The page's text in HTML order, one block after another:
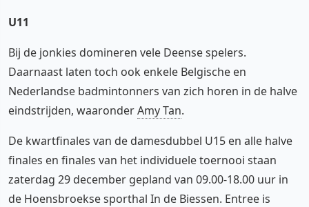
U11
Bij de jonkies domineren vele Deense spelers.
Daarnaast laten toch ook enkele Belgische en
Nederlandse badmintonners van zich horen in de halve
eindstrijden, waaronderAmy Tan.
De kwartfinales van de damesdubbel U15 en alle halve
finales en finales van het individuele toernooi staan
zaterdag 29 december gepland van 09.00-18.00 uur in
de Hoensbroekse sporthal In de Biessen. Entree is